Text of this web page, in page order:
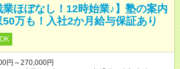
業ほぼなし！12時始業♪】塾の案内
万も！入社2か月給与保証あり
円～270,000円